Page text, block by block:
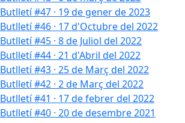
Butlletí #47 · 19 de gener de 2023
Butlletí #46 · 17 d'Octubre del 2022
Butlletí #45 · 8 de Juliol del 2022
Butlletí #44 · 21 d'Abril del 2022
Butlletí #43 · 25 de Març del 2022
Butlletí #42 · 2 de Març del 2022
Butlletí #41 · 17 de febrer del 2022
Butlletí #40 · 20 de desembre 2021